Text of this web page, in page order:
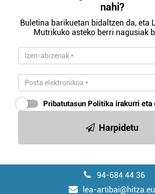
nahi?
Buletina barikuetan bidaltzen da, eta
Mutrikuko asteko berri nagusiak
Pribatutasun Politika irakurri eta
Harpidetu
94-684 44 36
lea-